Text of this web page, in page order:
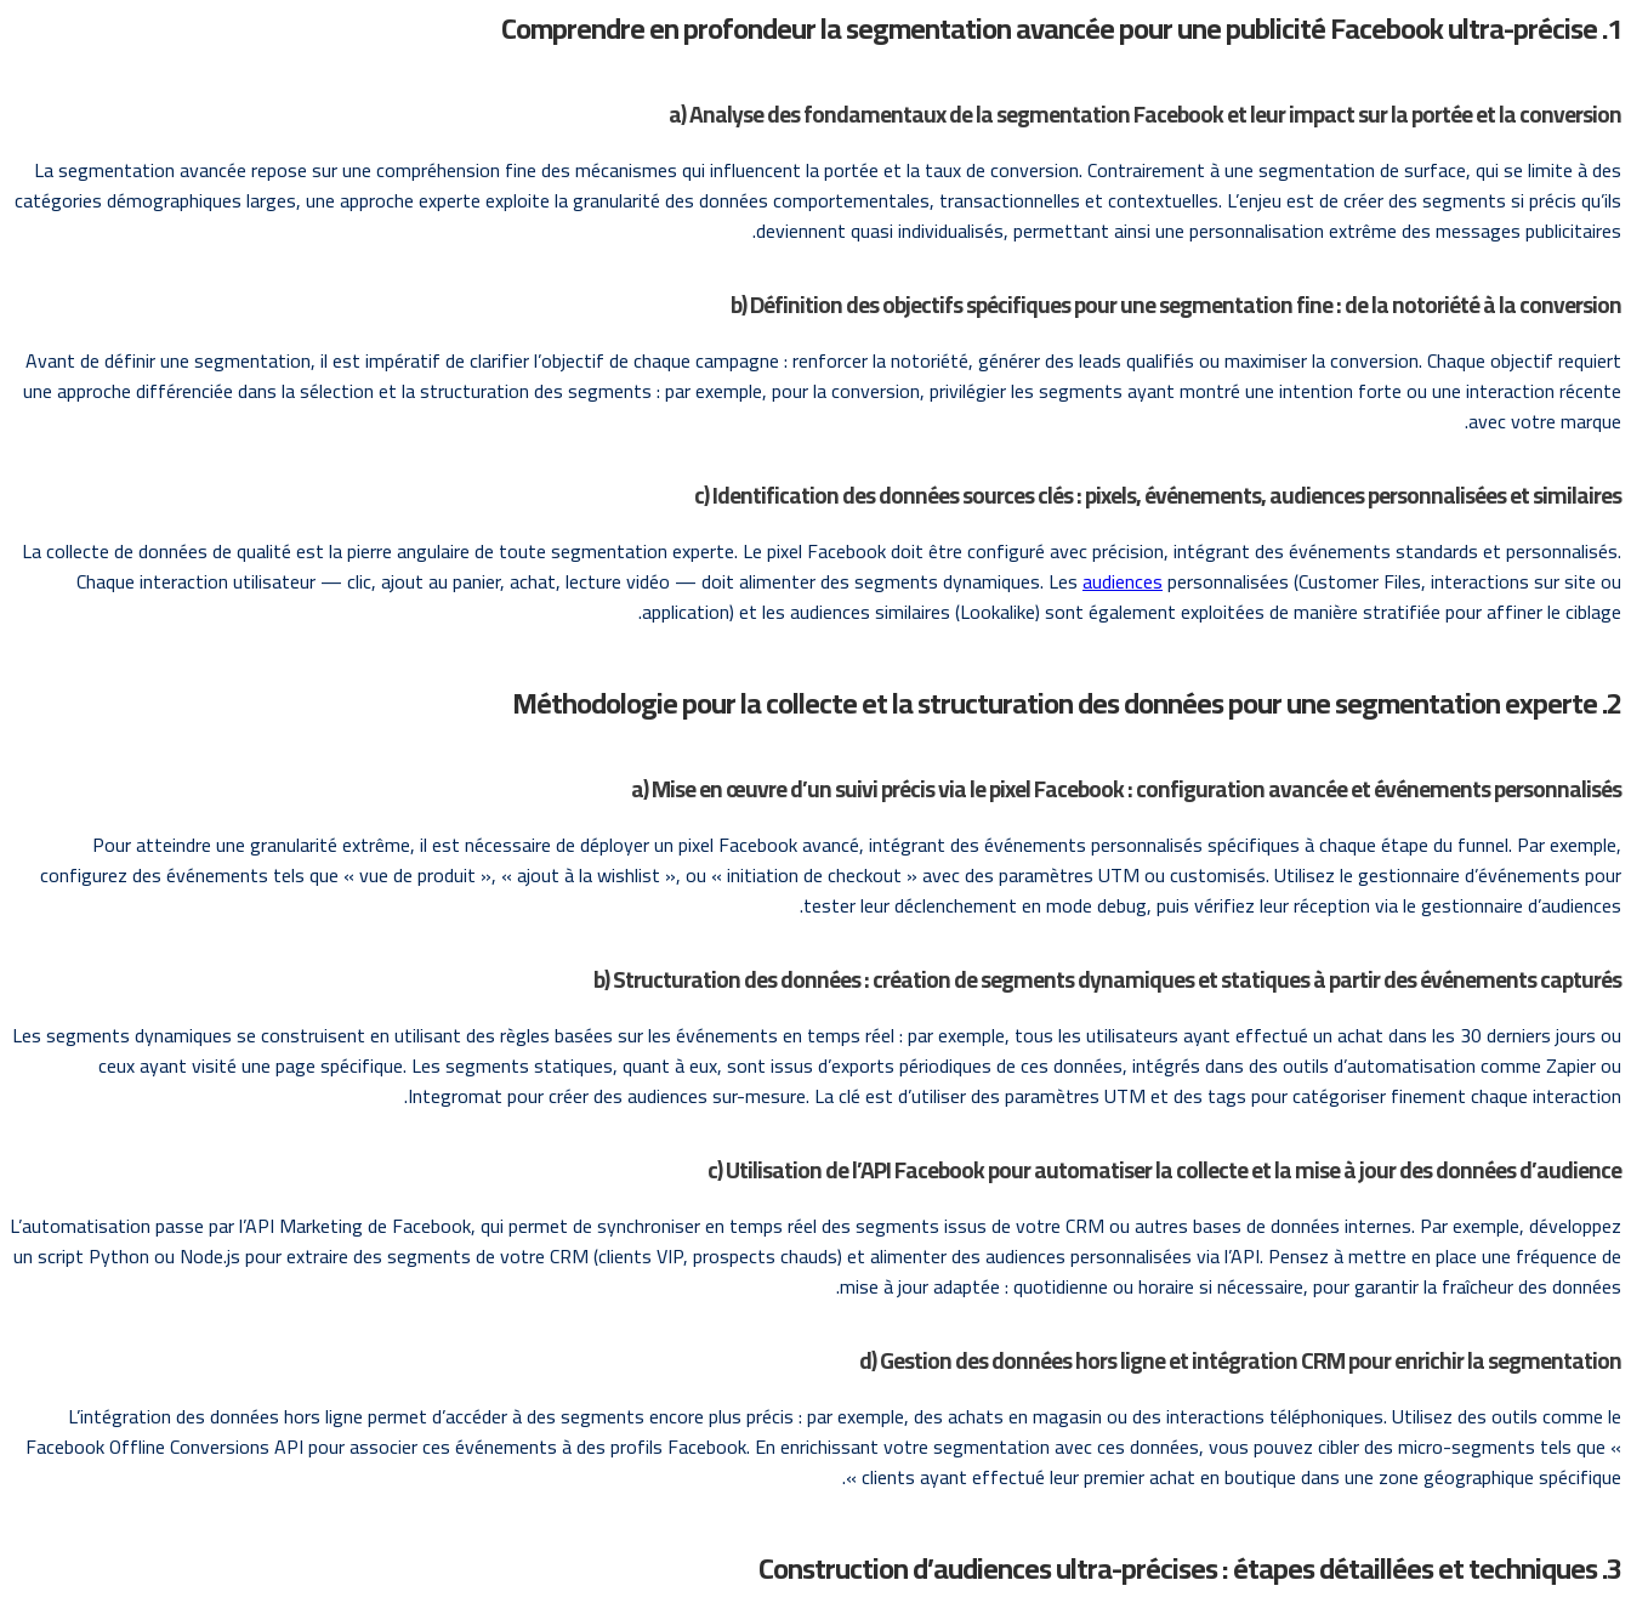
1. Comprendre en profondeur la segmentation avancée pour une publicité Facebook ultra-précise
a) Analyse des fondamentaux de la segmentation Facebook et leur impact sur la portée et la conversion
La segmentation avancée repose sur une compréhension fine des mécanismes qui influencent la portée et la taux de conversion. Contrairement à une segmentation de surface, qui se limite à des
catégories démographiques larges, une approche experte exploite la granularité des données comportementales, transactionnelles et contextuelles. L’enjeu est de créer des segments si précis qu’ils
deviennent quasi individualisés, permettant ainsi une personnalisation extrême des messages publicitaires.
b) Définition des objectifs spécifiques pour une segmentation fine : de la notoriété à la conversion
Avant de définir une segmentation, il est impératif de clarifier l’objectif de chaque campagne : renforcer la notoriété, générer des leads qualifiés ou maximiser la conversion. Chaque objectif requiert
une approche différenciée dans la sélection et la structuration des segments : par exemple, pour la conversion, privilégier les segments ayant montré une intention forte ou une interaction récente
avec votre marque.
c) Identification des données sources clés : pixels, événements, audiences personnalisées et similaires
La collecte de données de qualité est la pierre angulaire de toute segmentation experte. Le pixel Facebook doit être configuré avec précision, intégrant des événements standards et personnalisés.
Chaque interaction utilisateur — clic, ajout au panier, achat, lecture vidéo — doit alimenter des segments dynamiques. Lesaudiencespersonnalisées (Customer Files, interactions sur site ou
application) et les audiences similaires (Lookalike) sont également exploitées de manière stratifiée pour affiner le ciblage.
2. Méthodologie pour la collecte et la structuration des données pour une segmentation experte
a) Mise en œuvre d’un suivi précis via le pixel Facebook : configuration avancée et événements personnalisés
Pour atteindre une granularité extrême, il est nécessaire de déployer un pixel Facebook avancé, intégrant des événements personnalisés spécifiques à chaque étape du funnel. Par exemple,
configurez des événements tels que « vue de produit », « ajout à la wishlist », ou « initiation de checkout » avec des paramètres UTM ou customisés. Utilisez le gestionnaire d’événements pour
tester leur déclenchement en mode debug, puis vérifiez leur réception via le gestionnaire d’audiences.
b) Structuration des données : création de segments dynamiques et statiques à partir des événements capturés
Les segments dynamiques se construisent en utilisant des règles basées sur les événements en temps réel : par exemple, tous les utilisateurs ayant effectué un achat dans les 30 derniers jours ou
ceux ayant visité une page spécifique. Les segments statiques, quant à eux, sont issus d’exports périodiques de ces données, intégrés dans des outils d’automatisation comme Zapier ou
Integromat pour créer des audiences sur-mesure. La clé est d’utiliser des paramètres UTM et des tags pour catégoriser finement chaque interaction.
c) Utilisation de l’API Facebook pour automatiser la collecte et la mise à jour des données d’audience
L’automatisation passe par l’API Marketing de Facebook, qui permet de synchroniser en temps réel des segments issus de votre CRM ou autres bases de données internes. Par exemple, développez
un script Python ou Node.js pour extraire des segments de votre CRM (clients VIP, prospects chauds) et alimenter des audiences personnalisées via l’API. Pensez à mettre en place une fréquence de
mise à jour adaptée : quotidienne ou horaire si nécessaire, pour garantir la fraîcheur des données.
d) Gestion des données hors ligne et intégration CRM pour enrichir la segmentation
L’intégration des données hors ligne permet d’accéder à des segments encore plus précis : par exemple, des achats en magasin ou des interactions téléphoniques. Utilisez des outils comme le
Facebook Offline Conversions API pour associer ces événements à des profils Facebook. En enrichissant votre segmentation avec ces données, vous pouvez cibler des micro-segments tels que «
clients ayant effectué leur premier achat en boutique dans une zone géographique spécifique ».
3. Construction d’audiences ultra-précises : étapes détaillées et techniques